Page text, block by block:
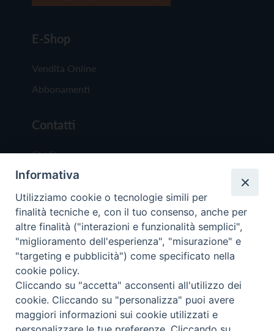
E-Shop
Vendita Online
Abbonamenti
Contatti
Chi Siamo
Redazione
Scrivici
Copyright © 2019 - Tutti i diritti riservati - Vita
Trentina Editrice
Privacy Policy
Informativa
Utilizziamo cookie o tecnologie simili per
finalità tecniche e, con il tuo consenso, anche per
altre finalità ("interazioni e funzionalità semplici",
"miglioramento dell'esperienza", "misurazione" e
"targeting e pubblicità") come specificato nella
cookie policy.
Cliccando su "accetta" acconsenti all'utilizzo dei
cookie. Cliccando su "personalizza" puoi avere
maggiori informazioni sui cookie utilizzati e